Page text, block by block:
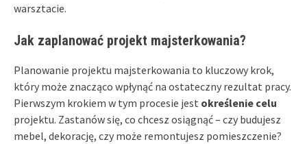
warsztacie.
Jak zaplanować projekt majsterkowania?
Planowanie projektu majsterkowania to kluczowy krok,
który może znacząco wpłynąć na ostateczny rezultat pracy.
Pierwszym krokiem w tym procesie jest określenie celu
projektu. Zastanów się, co chcesz osiągnąć – czy budujesz
mebel, dekorację, czy może remontujesz pomieszczenie?